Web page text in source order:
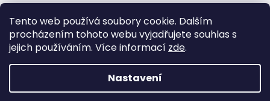
Tento web používá soubory cookie. Dalším
procházením tohoto webu vyjadřujete souhlas s
jejich používáním. Více informací zde.
Nastavení
‼️Rušíme kategorii “výřezy a knoflíky” - již nebudou
samostatně v prodeji! Tyto produkty končí do 30.8. Dále
Vytvořil Shoptet